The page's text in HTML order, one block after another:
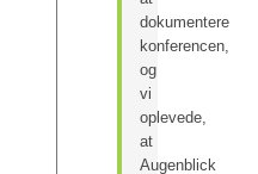
dokumentere
konferencen,
og
vi
oplevede,
at
Augenblick